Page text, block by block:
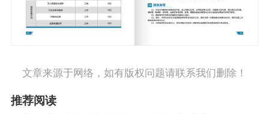
文章来源于网络，如有版权问题请联系我们删除！
推荐阅读